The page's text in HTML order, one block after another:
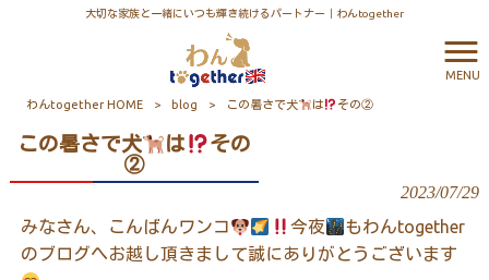
大切な家族と一緒にいつも輝き続けるパートナー｜わんtogether
MENU
わんtogether HOME > blog > この暑さで犬 は その②
この暑さで犬 は
その
②
2023/07/29
みなさん、こんばんワンコ 今夜 もわんtogether
のブログへお越し頂きまして誠にありがとうございます